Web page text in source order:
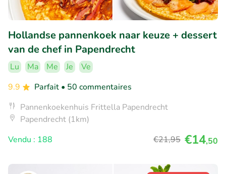
Hollandse pannenkoek naar keuze + dessert
van de chef in Papendrecht
Lu Ma Me Je
Ve
9.9
Parfait • 50 commentaires
Pannenkoekenhuis Frittella Papendrecht
Papendrecht (1km)
Vendu : 188
€21,95 €14,50